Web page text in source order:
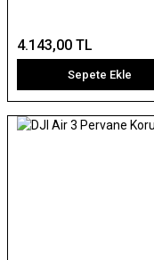
4.143,00 TL
Sepete Ekle